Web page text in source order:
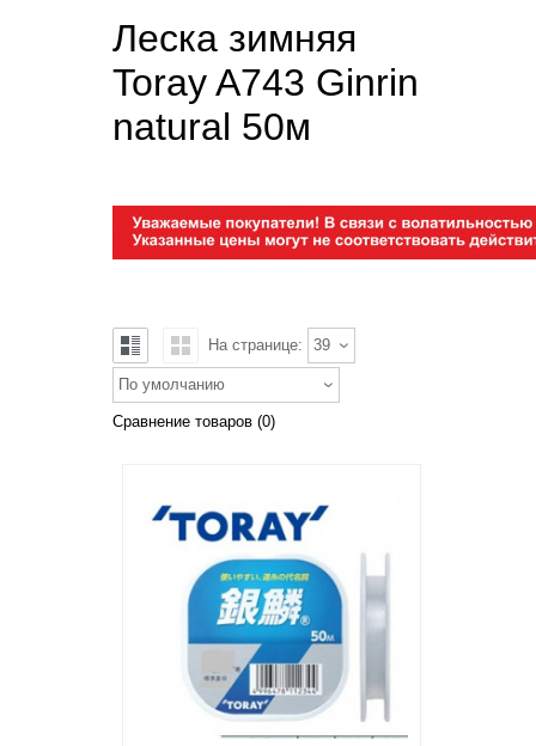
Леска зимняя
Toray A743 Ginrin
natural 50м
На странице: 39
По умолчанию
Сравнение товаров (0)